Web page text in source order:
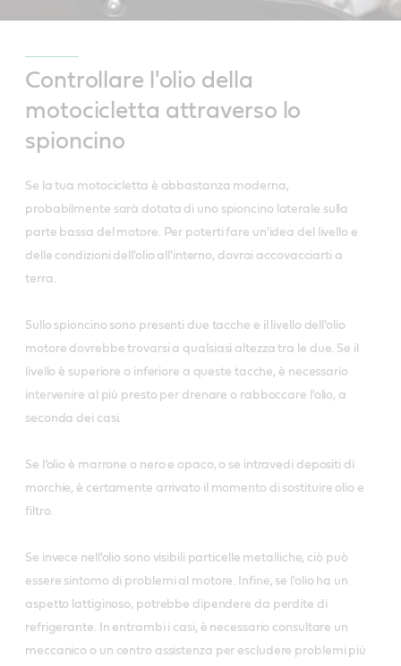
Controllare l'olio della
motocicletta attraverso lo
spioncino
Se la tua motocicletta è abbastanza moderna,
probabilmente sarà dotata di uno spioncino laterale sulla
parte bassa del motore. Per poterti fare un'idea del livello e
delle condizioni dell'olio all'interno, dovrai accovacciarti a
terra.
Sullo spioncino sono presenti due tacche e il livello dell'olio
motore dovrebbe trovarsi a qualsiasi altezza tra le due. Se il
livello è superiore o inferiore a queste tacche, è necessario
intervenire al più presto per drenare o rabboccare l'olio, a
seconda dei casi.
Se l’olio è marrone o nero e opaco, o se intravedi depositi di
morchie, è certamente arrivato il momento di sostituire olio e
filtro.
Se invece nell'olio sono visibili particelle metalliche, ciò può
essere sintomo di problemi al motore. Infine, se l'olio ha un
aspetto lattiginoso, potrebbe dipendere da perdite di
refrigerante. In entrambi i casi, è necessario consultare un
meccanico o un centro assistenza per escludere problemi più